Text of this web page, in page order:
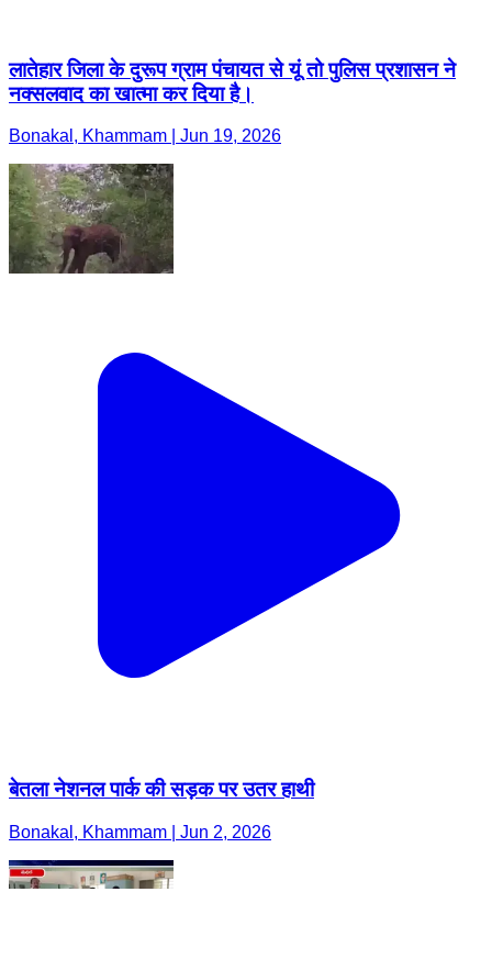
लातेहार जिला के दुरूप ग्राम पंचायत से यूं तो पुलिस प्रशासन ने
नक्सलवाद का खात्मा कर दिया है।
Bonakal, Khammam | Jun 19, 2026
बेतला नेशनल पार्क की सड़क पर उतर हाथी
Bonakal, Khammam | Jun 2, 2026